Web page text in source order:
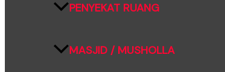
PENYEKAT RUANG
MASJID / MUSHOLLA